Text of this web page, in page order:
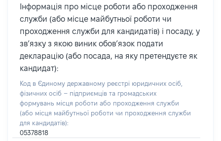
Інформація про місце роботи або проходження
служби (або місце майбутньої роботи чи
проходження служби для кандидатів) і посаду, у
зв’язку з якою виник обов’язок подати
декларацію (або посада, на яку претендуєте як
кандидат):
Код в Єдиному державному реєстрі юридичних осіб,
фізичних осіб – підприємців та громадських
формувань місця роботи або проходження служби
(або місця майбутньої роботи чи проходження служби
для кандидатів):
05378818